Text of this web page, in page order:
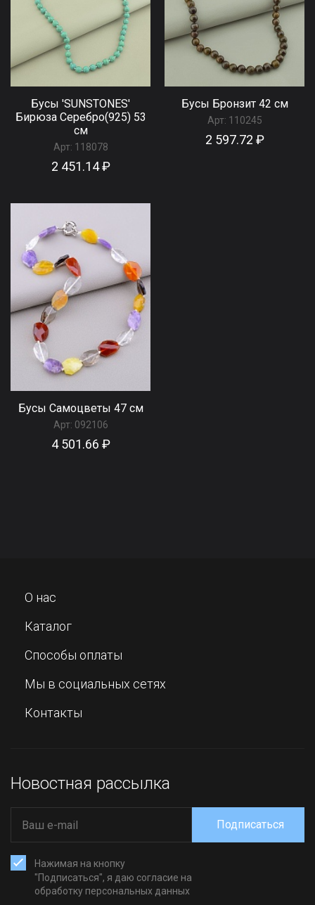
Бусы 'SUNSTONES'
Бирюза Серебро(925) 53
см
Арт: 118078
2 451.14 ₽
Бусы Бронзит 42 см
Арт: 110245
2 597.72 ₽
Бусы Самоцветы 47 см
Арт: 092106
4 501.66 ₽
О нас
Каталог
Способы оплаты
Мы в социальных сетях
Контакты
Новостная рассылка
Нажимая на кнопку
"Подписаться", я даю согласие на
обработку персональных данных
Подписаться